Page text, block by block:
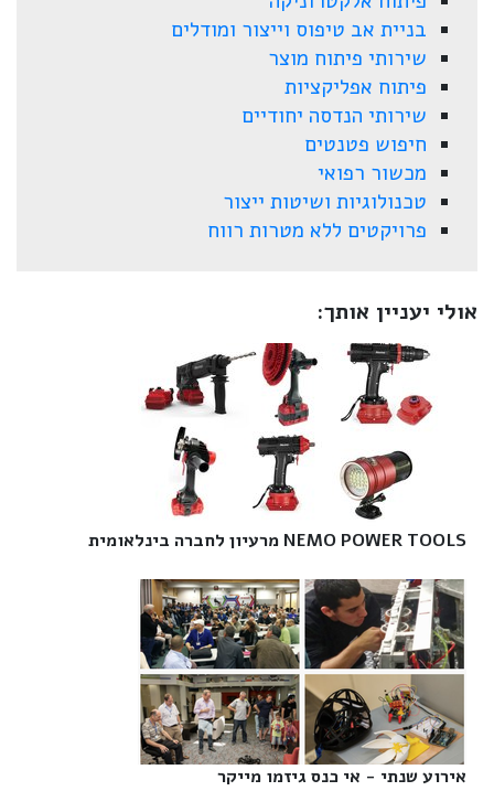
בניית אב טיפוס וייצור ומודלים
שירותי פיתוח מוצר
פיתוח אפליקציות
שירותי הנדסה יחודיים
חיפוש פטנטים
מכשור רפואי
טכנולוגיות ושיטות ייצור
פרויקטים ללא מטרות רווח
אולי יעניין אותך:
NEMO POWER TOOLS מרעיון לחברה בינלאומית‎
אירוע שנתי - אי כנס גיזמו מייקר‎